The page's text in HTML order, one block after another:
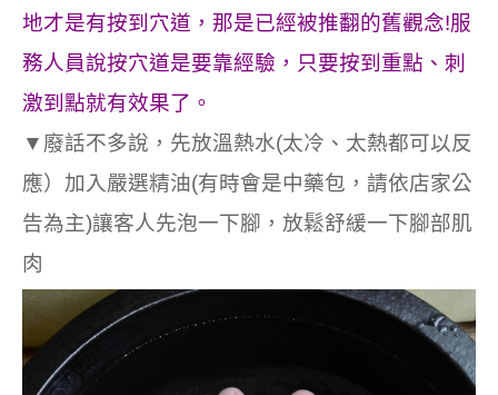
地才是有按到穴道，那是已經被推翻的舊觀念!服
務人員說按穴道是要靠經驗，只要按到重點、刺
激到點就有效果了。
▼廢話不多說，先放溫熱水(太冷、太熱都可以反
應）加入嚴選精油(有時會是中藥包，請依店家公
告為主)讓客人先泡一下腳，放鬆舒緩一下腳部肌
肉